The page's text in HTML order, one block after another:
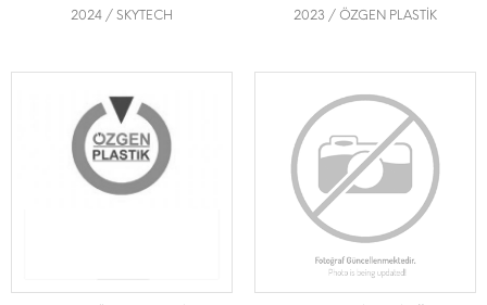
2024 / SKYTECH 2023 / ÖZGEN PLASTİK